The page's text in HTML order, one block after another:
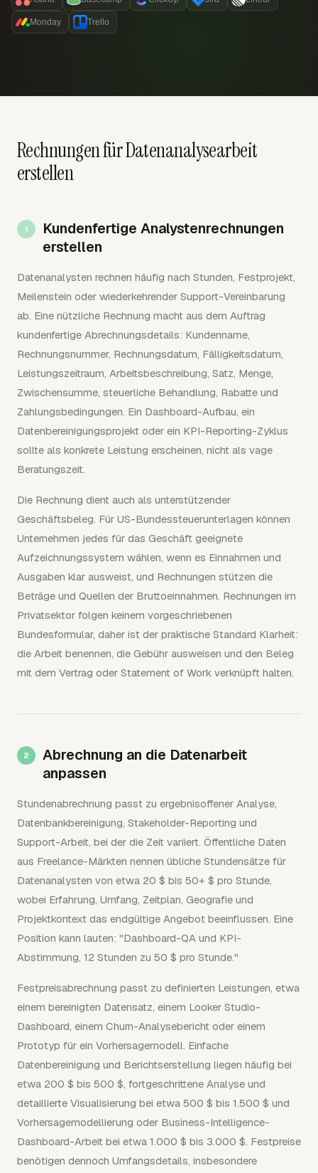
Monday Trello
Rechnungen für Datenanalysearbeit
erstellen
Kundenfertige Analystenrechnungen
erstellen
Datenanalysten rechnen häufig nach Stunden, Festprojekt,
Meilenstein oder wiederkehrender Support-Vereinbarung
ab. Eine nützliche Rechnung macht aus dem Auftrag
kundenfertige Abrechnungsdetails: Kundenname,
Rechnungsnummer, Rechnungsdatum, Fälligkeitsdatum,
Leistungszeitraum, Arbeitsbeschreibung, Satz, Menge,
Zwischensumme, steuerliche Behandlung, Rabatte und
Zahlungsbedingungen. Ein Dashboard-Aufbau, ein
Datenbereinigungsprojekt oder ein KPI-Reporting-Zyklus
sollte als konkrete Leistung erscheinen, nicht als vage
Beratungszeit.
Die Rechnung dient auch als unterstützender
Geschäftsbeleg. Für US-Bundessteuerunterlagen können
Unternehmen jedes für das Geschäft geeignete
Aufzeichnungssystem wählen, wenn es Einnahmen und
Ausgaben klar ausweist, und Rechnungen stützen die
Beträge und Quellen der Bruttoeinnahmen. Rechnungen im
Privatsektor folgen keinem vorgeschriebenen
Bundesformular, daher ist der praktische Standard Klarheit:
die Arbeit benennen, die Gebühr ausweisen und den Beleg
mit dem Vertrag oder Statement of Work verknüpft halten.
Abrechnung an die Datenarbeit
anpassen
Stundenabrechnung passt zu ergebnisoffener Analyse,
Datenbankbereinigung, Stakeholder-Reporting und
Support-Arbeit, bei der die Zeit variiert. Öffentliche Daten
aus Freelance-Märkten nennen übliche Stundensätze für
Datenanalysten von etwa 20 $ bis 50+ $ pro Stunde,
wobei Erfahrung, Umfang, Zeitplan, Geografie und
Projektkontext das endgültige Angebot beeinflussen. Eine
Position kann lauten: "Dashboard-QA und KPI-
Abstimmung, 12 Stunden zu 50 $ pro Stunde."
Festpreisabrechnung passt zu definierten Leistungen, etwa
einem bereinigten Datensatz, einem Looker Studio-
Dashboard, einem Churn-Analysebericht oder einem
Prototyp für ein Vorhersagemodell. Einfache
Datenbereinigung und Berichtserstellung liegen häufig bei
etwa 200 $ bis 500 $, fortgeschrittene Analyse und
detaillierte Visualisierung bei etwa 500 $ bis 1.500 $ und
Vorhersagemodellierung oder Business-Intelligence-
Dashboard-Arbeit bei etwa 1.000 $ bis 3.000 $. Festpreise
benötigen dennoch Umfangsdetails, insbesondere